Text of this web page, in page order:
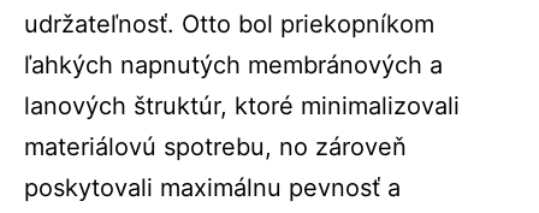
udržateľnosť. Otto bol priekopníkom
ľahkých napnutých membránových a
lanových štruktúr, ktoré minimalizovali
materiálovú spotrebu, no zároveň
poskytovali maximálnu pevnosť a